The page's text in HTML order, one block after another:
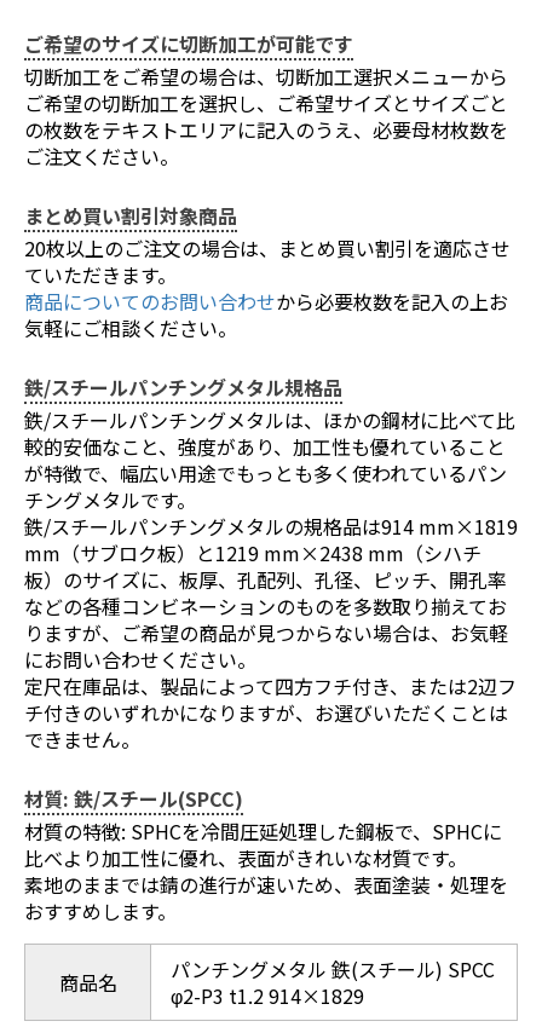
ご希望のサイズに切断加工が可能です
切断加工をご希望の場合は、切断加工選択メニューから
ご希望の切断加工を選択し、ご希望サイズとサイズごと
の枚数をテキストエリアに記入のうえ、必要母材枚数を
ご注文ください。
まとめ買い割引対象商品
20枚以上のご注文の場合は、まとめ買い割引を適応させ
ていただきます。
商品についてのお問い合わせから必要枚数を記入の上お
気軽にご相談ください。
鉄/スチールパンチングメタル規格品
鉄/スチールパンチングメタルは、ほかの鋼材に比べて比
較的安価なこと、強度があり、加工性も優れていること
が特徴で、幅広い用途でもっとも多く使われているパン
チングメタルです。
鉄/スチールパンチングメタルの規格品は914 mm×1819
mm（サブロク板）と1219 mm×2438 mm（シハチ
板）のサイズに、板厚、孔配列、孔径、ピッチ、開孔率
などの各種コンビネーションのものを多数取り揃えてお
りますが、ご希望の商品が見つからない場合は、お気軽
にお問い合わせください。
定尺在庫品は、製品によって四方フチ付き、または2辺フ
チ付きのいずれかになりますが、お選びいただくことは
できません。
材質: 鉄/スチール(SPCC)
材質の特徴: SPHCを冷間圧延処理した鋼板で、SPHCに
比べより加工性に優れ、表面がきれいな材質です。
素地のままでは錆の進行が速いため、表面塗装・処理を
おすすめします。
商品名
パンチングメタル 鉄(スチール) SPCC
φ2-P3 t1.2 914×1829